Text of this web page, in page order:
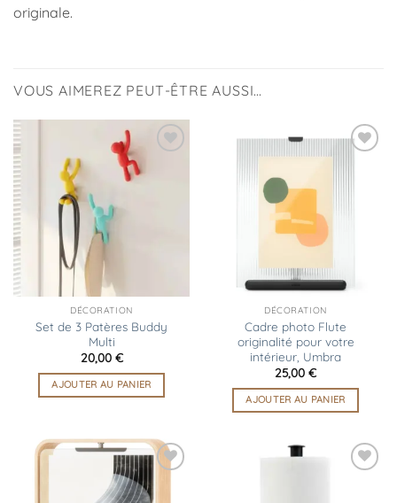
originale.
VOUS AIMEREZ PEUT-ÊTRE AUSSI…
DÉCORATION
Set de 3 Patères Buddy
Multi
20,00 €
AJOUTER AU PANIER
DÉCORATION
Cadre photo Flute
originalité pour votre
intérieur, Umbra
25,00 €
AJOUTER AU PANIER
Ajouter